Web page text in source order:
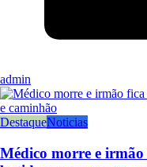
admin
DestaqueNoticias
Médico morre e